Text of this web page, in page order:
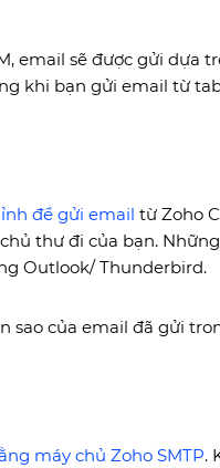
email sẽ được gửi dựa
khi bạn gửi email từ
để gửi email từ Zoho
thư đi của bạn.
Outlook/ Thunderbird.
sao của email đã gửi
máy chủ Zoho SMTP.